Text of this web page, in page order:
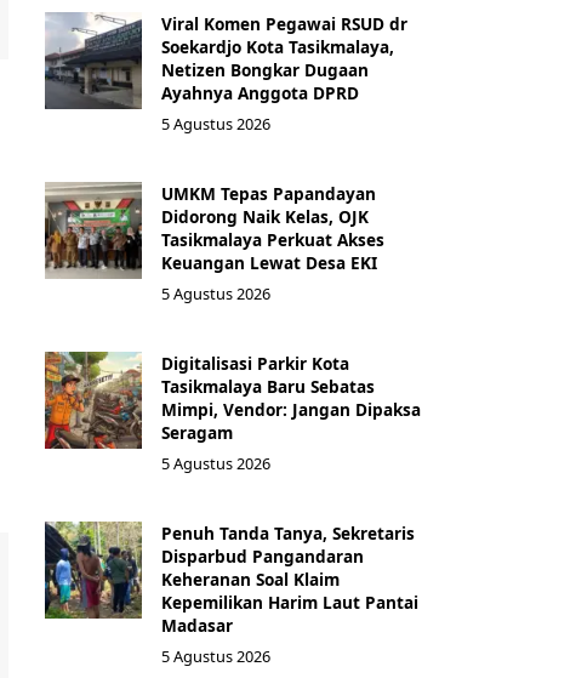
Viral Komen Pegawai RSUD dr
Soekardjo Kota Tasikmalaya,
Netizen Bongkar Dugaan
Ayahnya Anggota DPRD
5 Agustus 2026
UMKM Tepas Papandayan
Didorong Naik Kelas, OJK
Tasikmalaya Perkuat Akses
Keuangan Lewat Desa EKI
5 Agustus 2026
Digitalisasi Parkir Kota
Tasikmalaya Baru Sebatas
Mimpi, Vendor: Jangan Dipaksa
Seragam
5 Agustus 2026
Penuh Tanda Tanya, Sekretaris
Disparbud Pangandaran
Keheranan Soal Klaim
Kepemilikan Harim Laut Pantai
Madasar
5 Agustus 2026